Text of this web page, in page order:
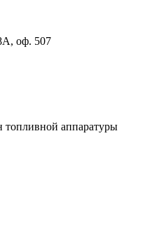
оф. 507
топливной аппаратуры